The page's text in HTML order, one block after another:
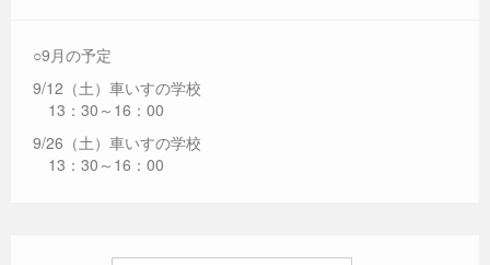
○9月の予定
9/12（土）車いすの学校
13：30～16：00
9/26（土）車いすの学校
13：30～16：00